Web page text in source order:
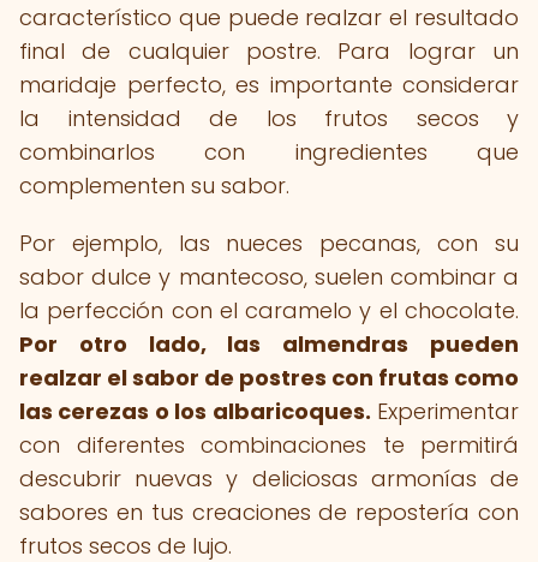
característico que puede realzar el resultado
final de cualquier postre. Para lograr un
maridaje perfecto, es importante considerar
la intensidad de los frutos secos y
combinarlos con ingredientes que
complementen su sabor.
Por ejemplo, las nueces pecanas, con su
sabor dulce y mantecoso, suelen combinar a
la perfección con el caramelo y el chocolate.
Por otro lado, las almendras pueden
realzar el sabor de postres con frutas como
las cerezas o los albaricoques. Experimentar
con diferentes combinaciones te permitirá
descubrir nuevas y deliciosas armonías de
sabores en tus creaciones de repostería con
frutos secos de lujo.